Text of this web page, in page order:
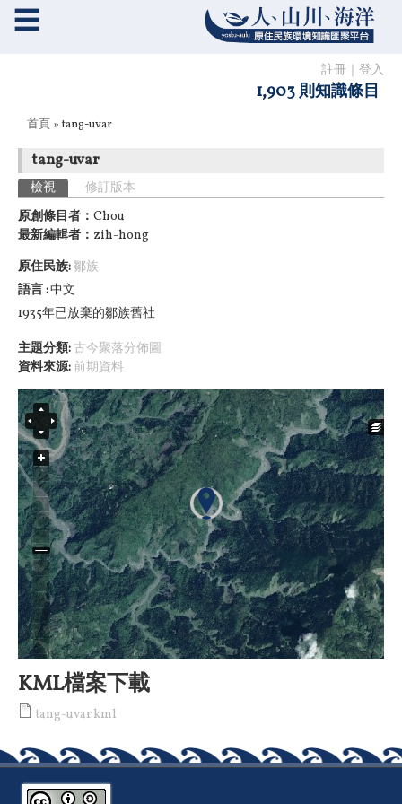
註冊 登入
1,903 則知識條目
☰
您在這裡
首頁 » tang-uvar
tang-uvar
主要索引標籤
檢視 (作用中頁籤)
修訂版本
原創條目者： Chou
最新編輯者： zih-hong
原住民族:鄒族
語言 中文
1935年已放棄的鄒族舊社
主題分類:古今聚落分佈圖
資料來源:前期資料
KML檔案下載
tang-uvar.kml